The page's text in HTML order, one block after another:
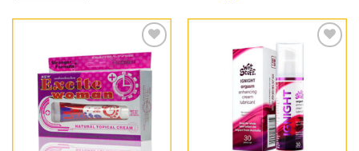
Thêm
vào
Ưa
Thích